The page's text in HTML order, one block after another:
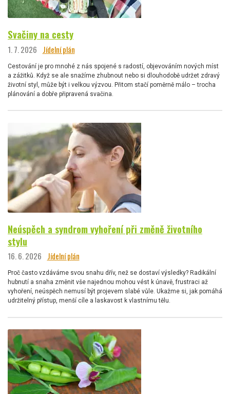
Svačiny na cesty
1. 7. 2026 Jídelní plán
Cestování je pro mnohé z nás spojené s radostí, objevováním nových míst
a zážitků. Když se ale snažíme zhubnout nebo si dlouhodobě udržet zdravý
životní styl, může být i velkou výzvou. Přitom stačí poměrně málo – trocha
plánování a dobře připravená svačina.
Neúspěch a syndrom vyhoření při změně životního
stylu
16. 6. 2026 Jídelní plán
Proč často vzdáváme svou snahu dřív, než se dostaví výsledky? Radikální
hubnutí a snaha změnit vše najednou mohou vést k únavě, frustraci až
vyhoření, neúspěch nemusí být projevem slabé vůle. Ukažme si, jak pomáhá
udržitelný přístup, menší cíle a laskavost k vlastnímu tělu.